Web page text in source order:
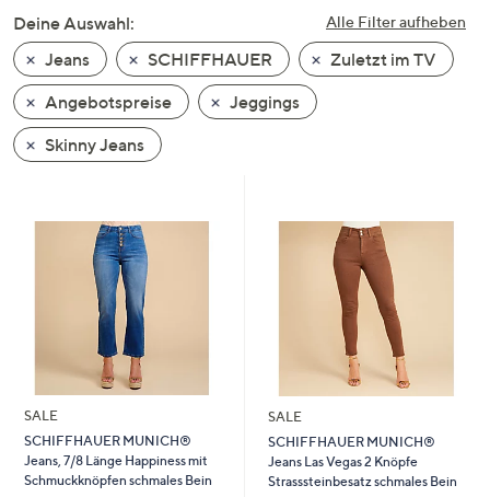
nach
unten
oder
wischen
Sie
auf
nach
anzuzeigen.
Alle Filter aufheben
Deine Auswahl:
Jeans
SCHIFFHAUER
Zuletzt im TV
Angebotspreise
Jeggings
Skinny Jeans
SALE
SCHIFFHAUER MUNICH®
Jeans, 7/8 Länge Happiness mit
Schmuckknöpfen schmales Bein
SALE
SCHIFFHAUER MUNICH®
Jeans Las Vegas 2 Knöpfe
Strasssteinbesatz schmales Bein